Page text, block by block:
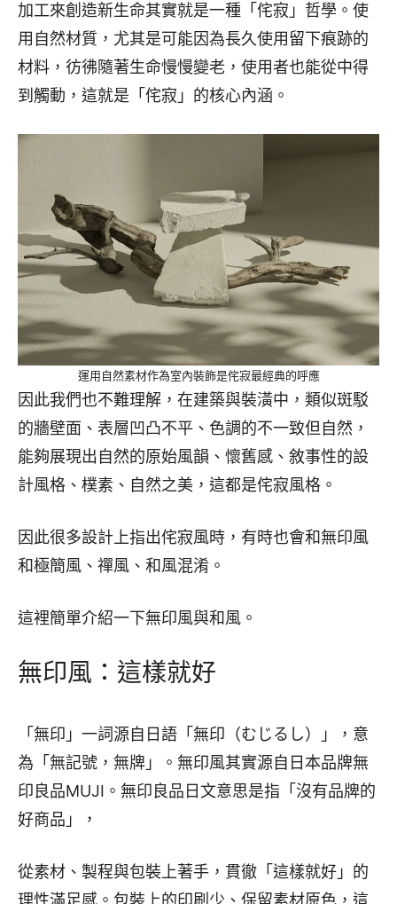
加工來創造新生命其實就是一種「侘寂」哲學。使
用自然材質，尤其是可能因為長久使用留下痕跡的
材料，彷彿隨著生命慢慢變老，使用者也能從中得
到觸動，這就是「侘寂」的核心內涵。
運用自然素材作為室內裝飾是侘寂最經典的呼應
因此我們也不難理解，在建築與裝潢中，類似斑駁
的牆壁面、表層凹凸不平、色調的不一致但自然，
能夠展現出自然的原始風韻、懷舊感、敘事性的設
計風格、樸素、自然之美，這都是侘寂風格。
因此很多設計上指出侘寂風時，有時也會和無印風
和極簡風、禪風、和風混淆。
這裡簡單介紹一下無印風與和風。
無印風：這樣就好
「無印」一詞源自日語「無印（むじるし）」，意
為「無記號，無牌」。無印風其實源自日本品牌無
印良品MUJI。無印良品日文意思是指「沒有品牌的
好商品」，
從素材、製程與包裝上著手，貫徹「這樣就好」的
理性滿足感。包裝上的印刷少、保留素材原色，這